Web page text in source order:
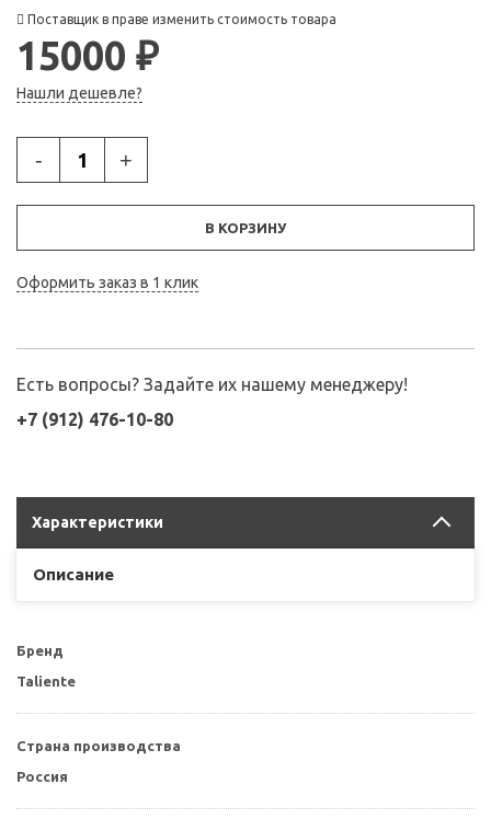
Поставщик в праве изменить стоимость товара
15000 ₽
Нашли дешевле?
- +
В КОРЗИНУ
Оформить заказ в 1 клик
Есть вопросы? Задайте их нашему менеджеру!
+7 (912) 476-10-80
Характеристики
Описание
Бренд
Taliente
Страна производства
Россия